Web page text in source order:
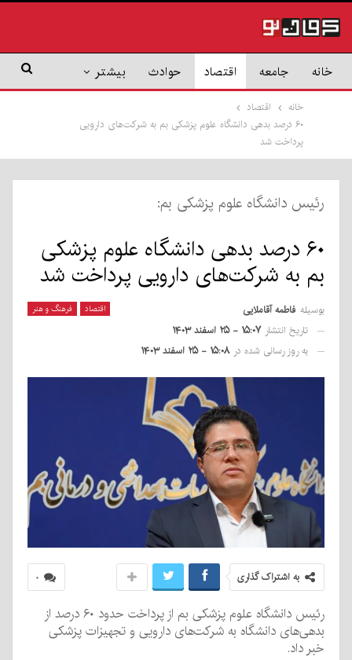
خانه جامعه اقتصاد حوادث بیشتر
خانه
اقتصاد
۶۰ درصد بدهی دانشگاه علوم پزشکی بم به شرکت‌های دارویی
پرداخت شد
رئیس دانشگاه علوم پزشکی بم:
۶۰ درصد بدهی دانشگاه علوم پزشکی
بم به شرکت‌های دارویی پرداخت شد
اقتصاد فرهنگ و هنر بوسیله فاطمه آقاملایی
تاریخ انتشار ۱۵:۰۷ - ۲۵ اسفند ۱۴۰۳
به روز رسانی شده در ۱۵:۰۸ - ۲۵ اسفند ۱۴۰۳
۰ به اشتراک گذاری
رئیس دانشگاه علوم پزشکی بم از پرداخت حدود ۶۰ درصد از
بدهی‌های دانشگاه به شرکت‌های دارویی و تجهیزات پزشکی
خبر داد.